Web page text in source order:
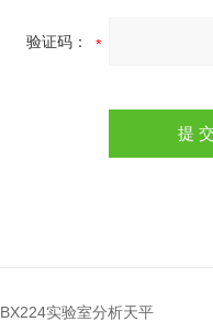
验证码：
BX224实验室分析天平